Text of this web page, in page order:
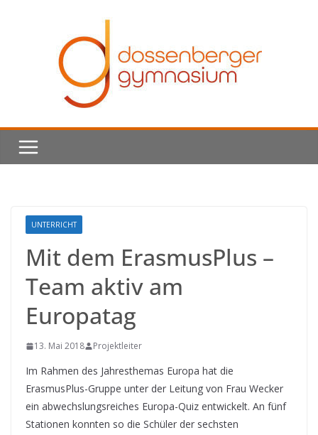
UNTERRICHT
Mit dem ErasmusPlus –
Team aktiv am
Europatag
13. Mai 2018 Projektleiter
Im Rahmen des Jahresthemas Europa hat die
ErasmusPlus-Gruppe unter der Leitung von Frau Wecker
ein abwechslungsreiches Europa-Quiz entwickelt. An fünf
Stationen konnten so die Schüler der sechsten